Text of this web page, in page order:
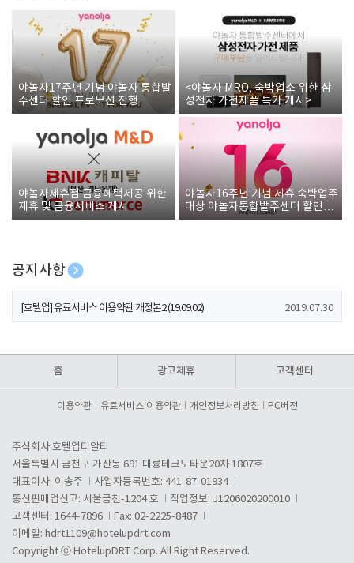
야놀자17주년 기념 야놀자 통합발
주센터 할인 프로모션 진행
<야놀자 MRO, 숙박업소 위한 삼
성전자 가전제품 특가 개시>
야놀자제휴점 금융혜택제공 위한
제휴 및 금융서비스 게시
야놀자16주년 기념 제휴 숙박업주
대상 야놀자통합발주센터 할인쿠
폰 증정
공지사항
[호텔업] 개인정보 처리방침 개정본1 (19.09.02)
[호텔업] 유료서비스 이용약관 개정본2 (19.09.02) 2019.07.30
홈 광고제휴 고객센터
이용약관 유료서비스 이용약관 개인정보처리방침 PC버전
주식회사 호텔업디알티
서울특별시 금천구 가산동 691 대륭테크노타운20차 1807호
대표이사: 이송주
사업자등록번호: 441-87-01934
통신판매업신고: 서울금천-1204 호
직업정보: J1206020200010
고객센터: 1644-7896
Fax: 02-2225-8487
이메일: hdrt1109@hotelupdrt.com
Copyright ⓒ HotelupDRT Corp. All Right Reserved.